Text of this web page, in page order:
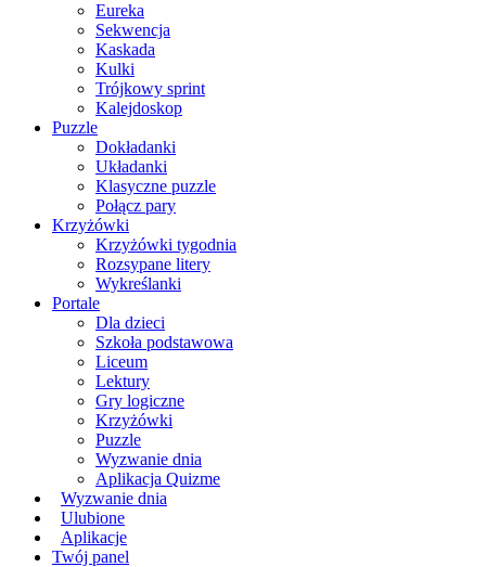
Eureka
Sekwencja
Kaskada
Kulki
Trójkowy sprint
Kalejdoskop
Puzzle
Dokładanki
Układanki
Klasyczne puzzle
Połącz pary
Krzyżówki
Krzyżówki tygodnia
Rozsypane litery
Wykreślanki
Portale
Dla dzieci
Szkoła podstawowa
Liceum
Lektury
Gry logiczne
Krzyżówki
Puzzle
Wyzwanie dnia
Aplikacja Quizme
Wyzwanie dnia
Ulubione
Aplikacje
Twój panel